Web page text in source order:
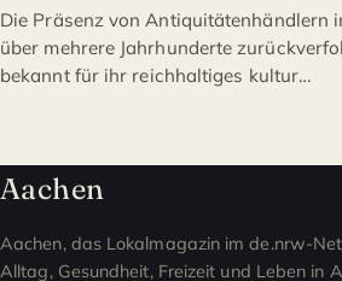
Die Präsenz von Antiquitätenhändlern
über mehrere Jahrhunderte
bekannt für ihr reichhaltiges kultur…
Aachen
Aachen, das Lokalmagazin im de.nrw-
Alltag, Gesundheit, Freizeit und Leben in